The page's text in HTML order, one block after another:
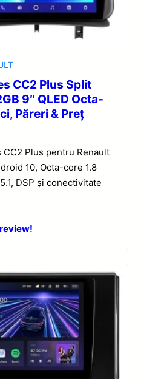
CC2 Plus Split
9″ QLED Octa-
Păreri & Preț
Plus pentru Renault
10, Octa-core 1.8
DSP și conectivitate